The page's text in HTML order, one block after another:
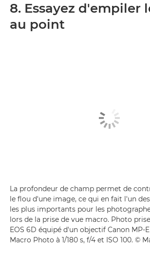
8. Essayez d'empiler
au point
La profondeur de champ permet de
le flou d'une image, ce qui en fait l'un
les plus importants pour les
lors de la prise de vue macro. Photo
EOS 6D équipé d'un objectif Canon MP-
Macro Photo à 1/180 s, f/4 et ISO 100. ©